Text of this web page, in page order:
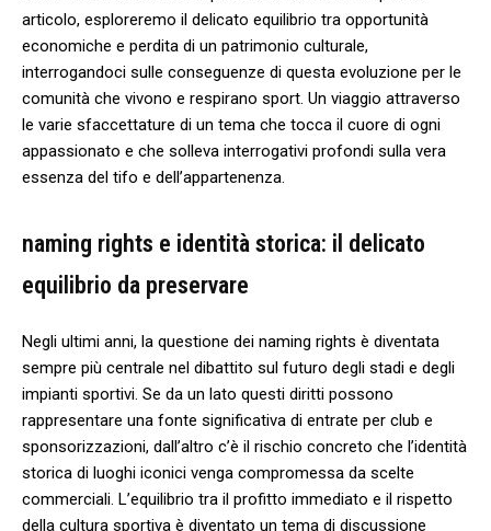
articolo, esploreremo il delicato equilibrio tra opportunità
economiche e ⁤perdita⁣ di un‌ patrimonio culturale,
interrogandoci sulle conseguenze di questa ‍evoluzione per ​le‌
comunità che ⁣vivono e ​respirano sport.​ Un ⁢viaggio ‌attraverso​
le varie ‍sfaccettature di ⁤un tema che tocca‍ il cuore di ogni
appassionato e ⁢che solleva interrogativi profondi sulla vera
‌essenza del tifo e dell’appartenenza.
naming ⁣rights ​e identità ⁢storica: il delicato​
equilibrio da​ preservare
Negli ultimi ‌anni, la‍ questione dei ⁣naming rights è ​diventata
⁢sempre più centrale nel‌ dibattito sul futuro degli ⁤stadi e ⁤degli
impianti sportivi. ​Se da ‌un lato questi⁢ diritti possono
rappresentare ‌una fonte significativa di entrate per club e⁣
sponsorizzazioni, dall’altro c’è‍ il rischio concreto che l’identità⁤
storica​ di luoghi ‌iconici ⁤venga compromessa da scelte
⁤commerciali. L’equilibrio tra il ‍profitto⁢ immediato​ e il rispetto
⁣della cultura sportiva è diventato un tema⁢ di discussione